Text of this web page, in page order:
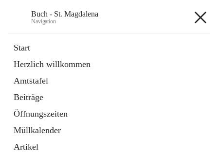
Buch - St. Magdalena
Navigation
Start
Herzlich willkommen
Amtstafel
Beiträge
Öffnungszeiten
Müllkalender
Artikel
11 Schnellzugriffe
Bürgerservice
10 Schnellzugriffe